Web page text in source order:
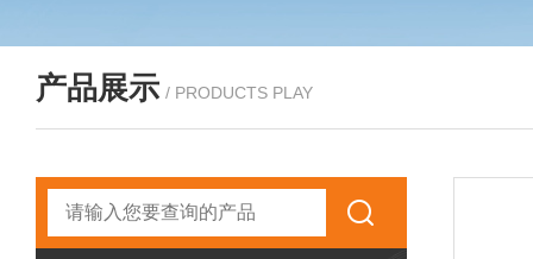
产品展示 / PRODUCTS PLAY